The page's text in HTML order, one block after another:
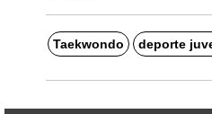
Taekwondo deporte